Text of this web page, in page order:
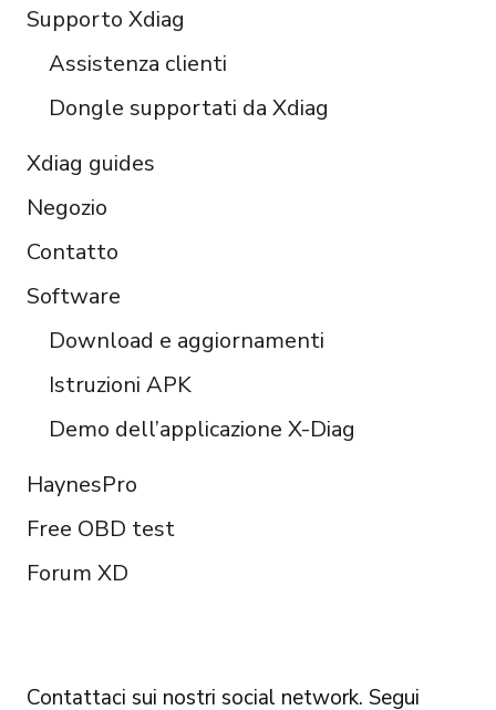
Supporto Xdiag
Assistenza clienti
Dongle supportati da Xdiag
Xdiag guides
Negozio
Contatto
Software
Download e aggiornamenti
Istruzioni APK
Demo dell’applicazione X-Diag
HaynesPro
Free OBD test
Forum XD
Contattaci sui nostri social network. Segui